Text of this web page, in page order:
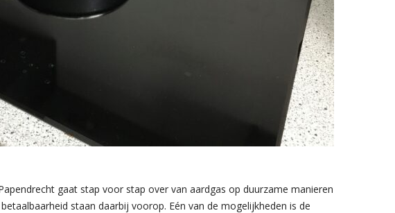
gaat stap voor stap over van aardgas op duurzame manieren
staan daarbij voorop. Eén van de mogelijkheden is de